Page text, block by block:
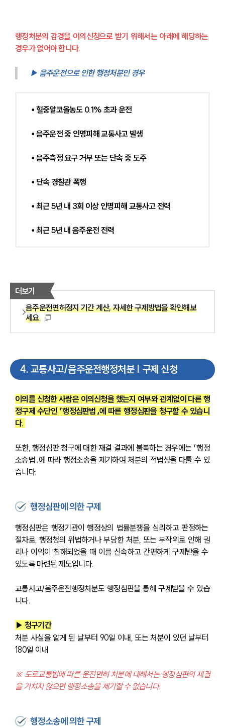
행정처분의 감경을 이의신청으로 받기 위해서는 아래에 해당하는
경우가 없어야 합니다.
▶ 음주운전으로 인한 행정처분인 경우
• 혈중알코올농도 0.1% 초과 운전
• 음주운전 중 인명피해 교통사고 발생
• 음주측정 요구 거부 또는 단속 중 도주
• 단속 경찰관 폭행
• 최근 5년 내 3회 이상 인명피해 교통사고 전력
• 최근 5년 내 음주운전 전력
더보기
음주운전면허정지 기간 계산, 자세한 구제방법을 확인해보
세요.
4. 교통사고/음주운전행정처분 | 구제 신청
이의를 신청한 사람은 이의신청을 했는지 여부와 관계없이 다른 행
정구제 수단인 「행정심판법」에 따른 행정심판을 청구할 수 있습니
다.
또한, 행정심판 청구에 대한 재결 결과에 불복하는 경우에는 「행정
소송법」에 따라 행정소송을 제기하여 처분의 적법성을 다툴 수 있
습니다.
행정심판에 의한 구제
행정심판은 행정기관이 행정상의 법률분쟁을 심리하고 판정하는
절차로, 행정청의 위법하거나 부당한 처분, 또는 부작위로 인해 권
리나 이익이 침해되었을 때 이를 신속하고 간편하게 구제받을 수
있도록 마련된 제도입니다.
교통사고/음주운전행정처분도 행정심판을 통해 구제받을 수 있습
니다.
▶ 청구기간
처분 사실을 알게 된 날부터 90일 이내, 또는 처분이 있던 날부터
180일 이내
※ 도로교통법에 따른 운전면허 처분에 대해서는 행정심판의 재결
을 거치지 않으면 행정소송을 제기할 수 없습니다.
행정소송에 의한 구제